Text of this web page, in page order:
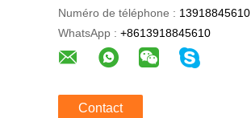
Numéro de téléphone : 13918845610
WhatsApp : +8613918845610
Contact